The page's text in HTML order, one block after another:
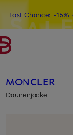
ZUM HAUPTINHALT
Last Chance: -
20€-
MONCLER
Daunenjacke